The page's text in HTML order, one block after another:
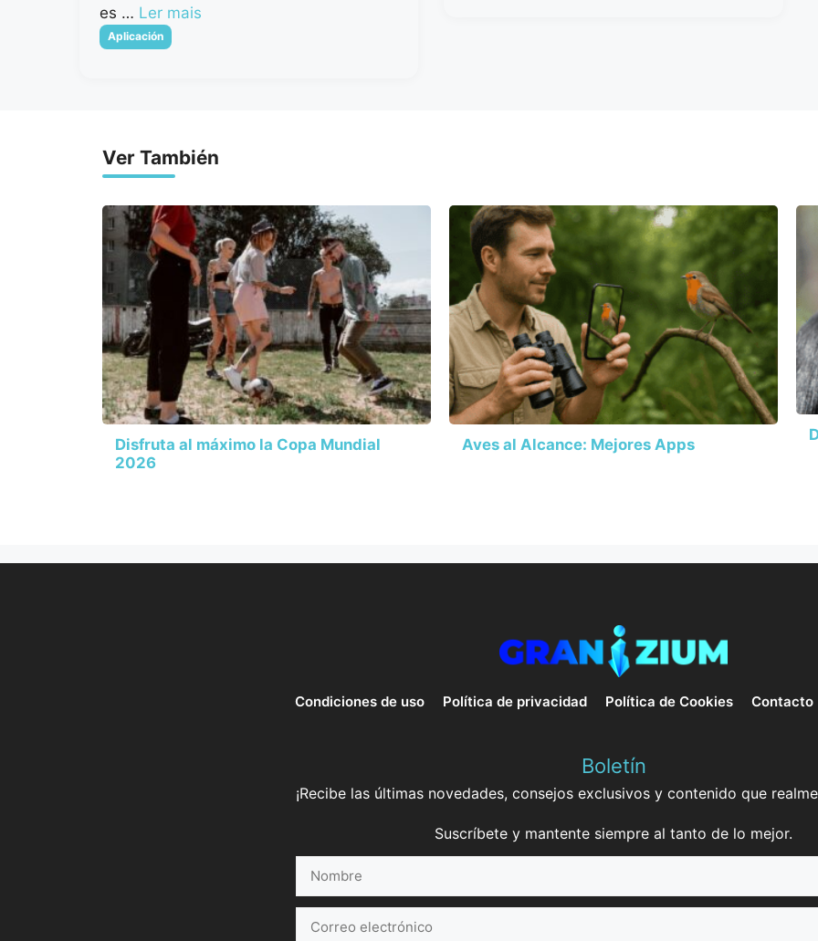
es … Ler mais
Categorias
Aplicación
Ver También
Disfruta al máximo la Copa Mundial
2026
Aves al Alcance: Mejores Apps
Condiciones de uso Política de privacidad Política de Cookies Contacto
Boletín
¡Recibe las últimas novedades, consejos exclusivos y contenido que
Suscríbete y mantente siempre al tanto de lo mejor.
electrónico